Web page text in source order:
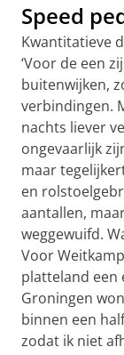
Speed
Kwantitatieve
‘Voor de een
buitenwijken,
verbindingen.
nachts liever
ongevaarlijk
maar
en
aantallen,
weggewuifd.
Voor
platteland een
Groningen
binnen een
zodat ik niet